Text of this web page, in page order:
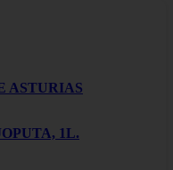
ASTURIAS
1L.